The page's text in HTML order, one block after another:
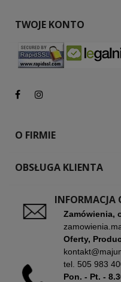
TWOJE KONTO
O FIRMIE
OBSŁUGA KLIENTA
INFORMACJA
Zamówienia,
Oferty,
tel. 505 983
Pon. - Pt. -